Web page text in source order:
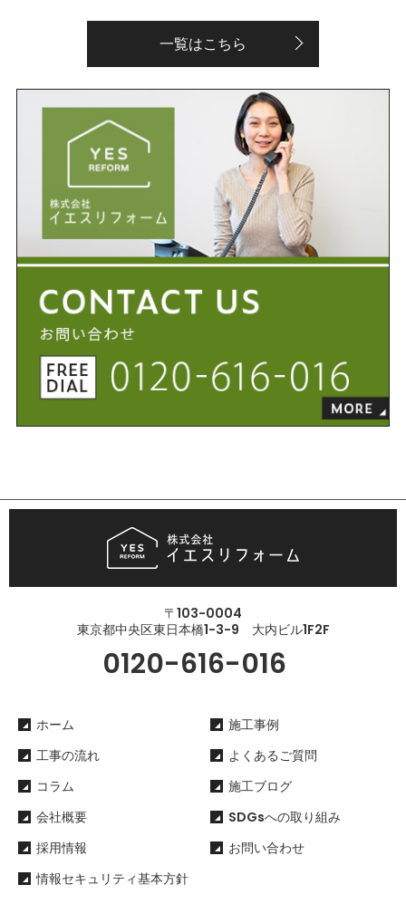
一覧はこちら
〒103-0004
東京都中央区東日本橋1-3-9 大内ビル1F2F
0120-616-016
ホーム
施工事例
工事の流れ
よくあるご質問
コラム
施工ブログ
会社概要
SDGsへの取り組み
採用情報
お問い合わせ
情報セキュリティ基本方針